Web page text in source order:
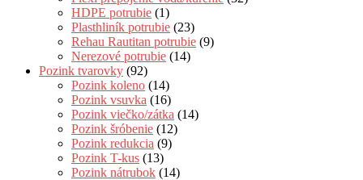
HDPE potrubie (1)
Plasthliník potrubie (23)
Rehau Rautitan potrubie (9)
Nerezové potrubie (14)
Pozink tvarovky (92)
Pozink koleno (14)
Pozink vsuvka (16)
Pozink viečko/zátka (14)
Pozink šróbenie (12)
Pozink redukcia (9)
Pozink T-kus (13)
Pozink nátrubok (14)